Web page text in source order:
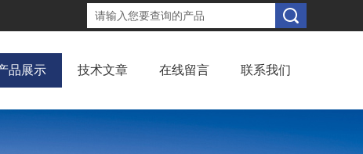
品展示 技术文章 在线留言 联系我们